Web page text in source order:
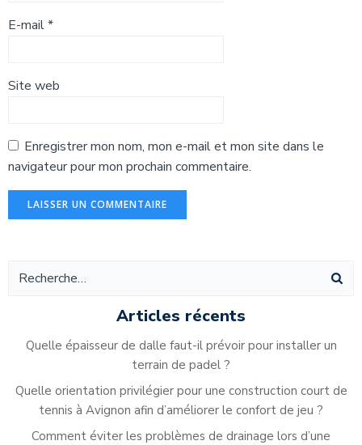
E-mail*
Site web
Enregistrer mon nom, mon e-mail et mon site dans le
navigateur pour mon prochain commentaire.
Articles récents
Quelle épaisseur de dalle faut-il prévoir pour installer un
terrain de padel ?
Quelle orientation privilégier pour une construction court de
tennis à Avignon afin d’améliorer le confort de jeu ?
Comment éviter les problèmes de drainage lors d’une